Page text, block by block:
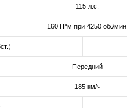
115 л.с.
160 Н*м при 4250 об./мин.
Передний
185 км/ч